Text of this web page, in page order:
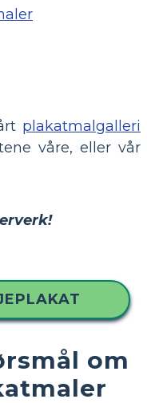
plakatmalgalleri
våre, eller vår
om